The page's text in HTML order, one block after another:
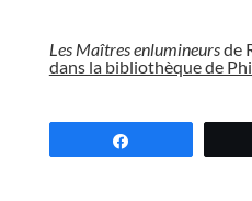
Les Maîtres enlumineursde
dans la bibliothèque de